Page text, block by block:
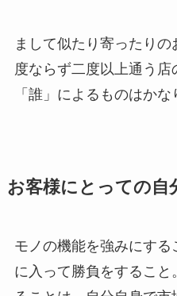
まして似たり寄ったり
度ならず二度以上通う店
「誰」によるものはかな
お客様にとっての自
モノの機能を強みにす
に入って勝負をするこ